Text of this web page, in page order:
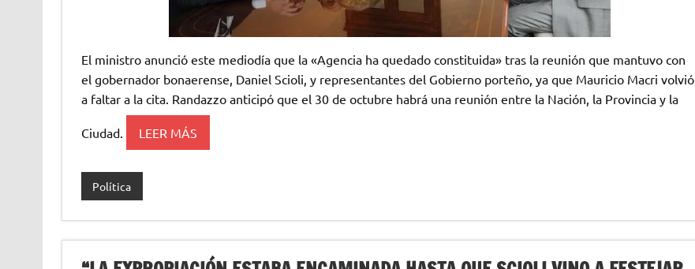
El ministro anunció este mediodía que la «Agencia ha quedado constituida» tras la reunión que mantuvo con
el gobernador bonaerense, Daniel Scioli, y representantes del Gobierno porteño, ya que Mauricio Macri volvió
a faltar a la cita. Randazzo anticipó que el 30 de octubre habrá una reunión entre la Nación, la Provincia y la
Ciudad. LEER MÁS
Política